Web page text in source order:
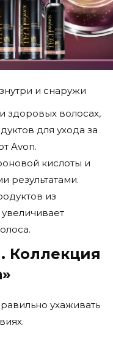
и снаружи
здоровых волосах,
для ухода за
Avon.
кислоты и
результатами.
из
Коллекция
ухаживать